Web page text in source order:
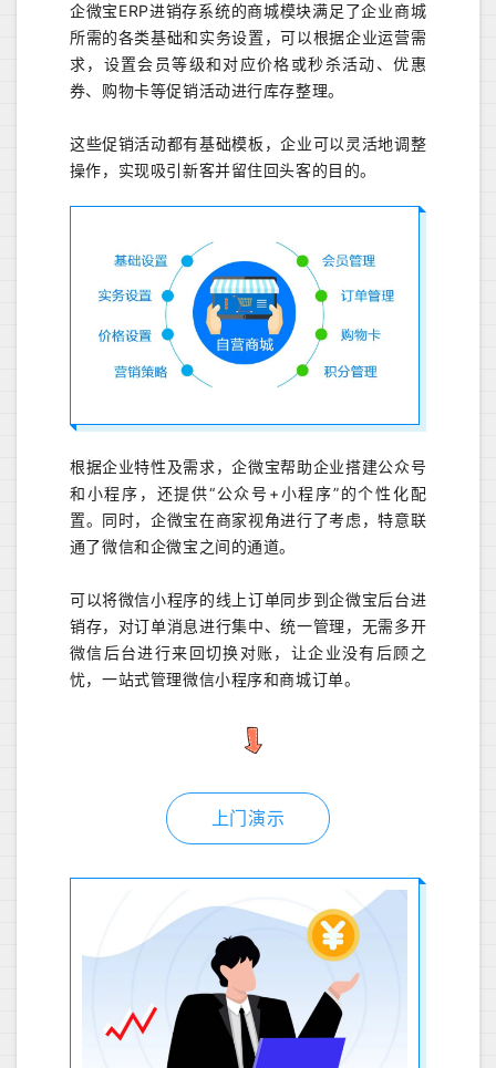
企微宝ERP进销存系统的商城模块满足了企业商城
所需的各类基础和实务设置，可以根据企业运营需
求，设置会员等级和对应价格或秒杀活动、优惠
券、购物卡等促销活动进行库存整理。
这些促销活动都有基础模板，企业可以灵活地调整
操作，实现吸引新客并留住回头客的目的。
根据企业特性及需求，企微宝帮助企业搭建公众号
和小程序，还提供“公众号+小程序”的个性化配
置。同时，企微宝在商家视角进行了考虑，特意联
通了微信和企微宝之间的通道。
可以将微信小程序的线上订单同步到企微宝后台进
销存，对订单消息进行集中、统一管理，无需多开
微信后台进行来回切换对账，让企业没有后顾之
忧，一站式管理微信小程序和商城订单。
上门演示